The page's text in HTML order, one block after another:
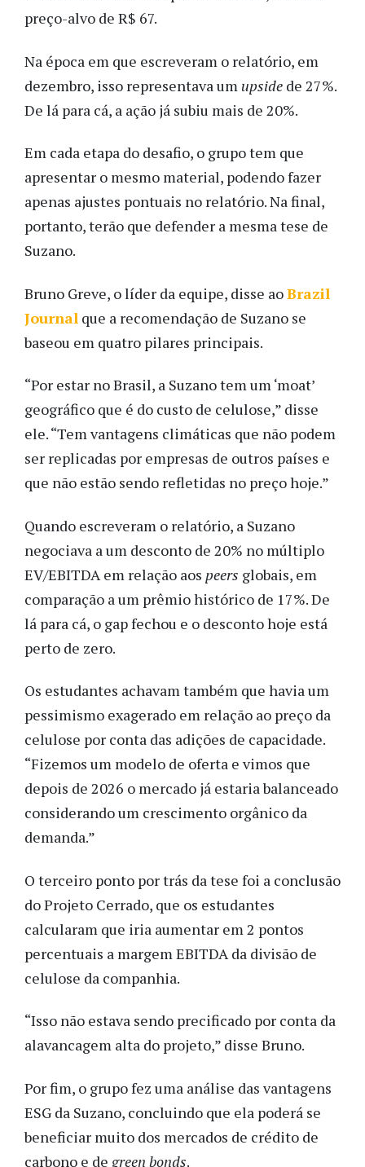
preço-alvo de R$ 67.
Na época em que escreveram o relatório, em
dezembro, isso representava um upside de 27%.
De lá para cá, a ação já subiu mais de 20%.
Em cada etapa do desafio, o grupo tem que
apresentar o mesmo material, podendo fazer
apenas ajustes pontuais no relatório. Na final,
portanto, terão que defender a mesma tese de
Suzano.
Bruno Greve, o líder da equipe, disse aoBrazil
Journal que a recomendação de Suzano se
baseou em quatro pilares principais.
“Por estar no Brasil, a Suzano tem um ‘moat’
geográfico que é do custo de celulose,” disse
ele. “Tem vantagens climáticas que não podem
ser replicadas por empresas de outros países e
que não estão sendo refletidas no preço hoje.”
Quando escreveram o relatório, a Suzano
negociava a um desconto de 20% no múltiplo
EV/EBITDA em relação aos peers globais, em
comparação a um prêmio histórico de 17%. De
lá para cá, o gap fechou e o desconto hoje está
perto de zero.
Os estudantes achavam também que havia um
pessimismo exagerado em relação ao preço da
celulose por conta das adições de capacidade.
“Fizemos um modelo de oferta e vimos que
depois de 2026 o mercado já estaria balanceado
considerando um crescimento orgânico da
demanda.”
O terceiro ponto por trás da tese foi a conclusão
do Projeto Cerrado, que os estudantes
calcularam que iria aumentar em 2 pontos
percentuais a margem EBITDA da divisão de
celulose da companhia.
“Isso não estava sendo precificado por conta da
alavancagem alta do projeto,” disse Bruno.
Por fim, o grupo fez uma análise das vantagens
ESG da Suzano, concluindo que ela poderá se
beneficiar muito dos mercados de crédito de
carbono e de green bonds.